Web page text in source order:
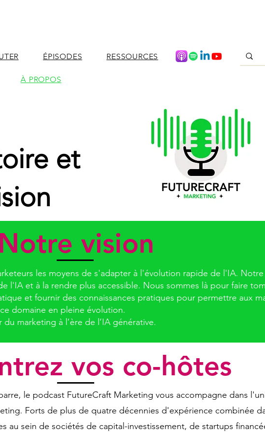
ÉPISODES RESSOURCES
À PROPOS
et
Notre vision
les moyens de s'adapter à l'évolution rapide de l'IA.
l'IA et à la rendre plus accessible. Nous sommes là pour faire
et fournir des connaissances pratiques pour permettre aux
domaine en pleine évolution.
marketing à l’ère de l’IA générative.
vos co-hôtes
le podcast FutureCraft Marketing vous accompagne dans
Forts de plus de quatre décennies d'expérience combinée
au sein de sociétés de capital-investissement, de startups